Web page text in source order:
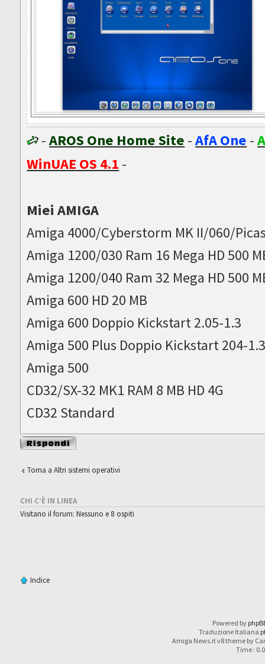
-AROS One Home Site -AfA One -
WinUAE OS 4.1 -
Miei AMIGA
Amiga 4000/Cyberstorm MK II/060/
Amiga 1200/030 Ram 16 Mega HD 500
Amiga 1200/040 Ram 32 Mega HD 500
Amiga 600 HD 20 MB
Amiga 600 Doppio Kickstart 2.05-1.3
Amiga 500 Plus Doppio Kickstart 204-
Amiga 500
CD32/SX-32 MK1 RAM 8 MB HD 4G
CD32 Standard
Rispondi al
messaggio
Torna a Altri sistemi operativi
CHI C’È IN LINEA
Visitano il forum: Nessuno e 8 ospiti
Indice
Powered by
Traduzione Italiana
Amiga News.it v8 theme by
Time :